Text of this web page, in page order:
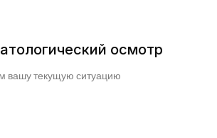
осмотр
вашу текущую ситуацию